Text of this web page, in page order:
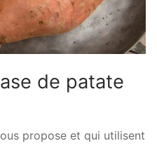
de patate
propose et qui utilisent